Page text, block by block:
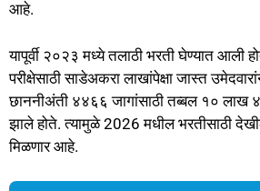
आहे.
यापूर्वी २०२३ मध्ये तलाठी भरती घेण्यात आली
परीक्षेसाठी साडेअकरा लाखांपेक्षा जास्त
छाननीअंती ४४६६ जागांसाठी तब्बल १० लाख
झाले होते. त्यामुळे 2026 मधील भरतीसाठी देखील
मिळणार आहे.